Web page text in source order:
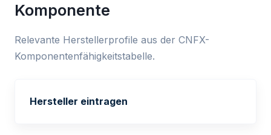
Komponente
Relevante Herstellerprofile aus der CNFX-
Komponentenfähigkeitstabelle.
Hersteller eintragen